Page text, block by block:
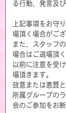
る行動、発言及
上記事項をお守
場頂く場合がござ
また、スタッフ
場合はご退場頂
以前に注意を受
場頂きます。
故意または悪質
所属グループの
会のご参加をお